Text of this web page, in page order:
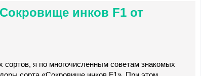
инков F1 от
я по многочисленным советам знакомых